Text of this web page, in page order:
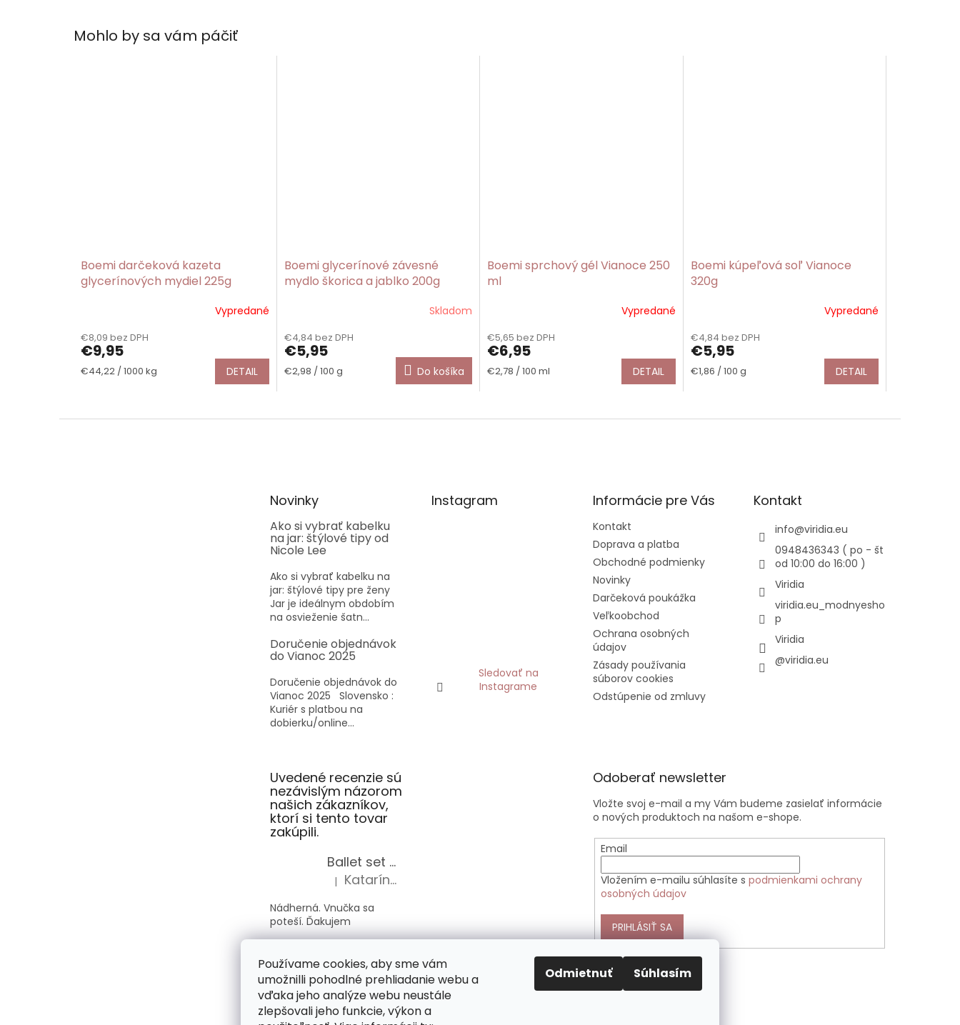
Používame cookies, aby sme vám
umožnilli pohodlné prehliadanie webu a
vďaka jeho analýze webu neustále
zlepšovali jeho funkcie, výkon a
Odmietnuť Súhlasím
Mohlo by sa vám páčiť
Boemi darčeková kazeta
glycerínových mydiel 225g
Vypredané
€8,09 bez DPH
€9,95
Jednotková
€44,22 / 1000 kg DETAIL
Boemi glycerínové závesné
mydlo škorica a jablko 200g
Skladom
€4,84 bez DPH
€5,95
Jednotková
€2,98 / 100 g Do košíka
Boemi sprchový gél Vianoce 250
ml
Vypredané
€5,65 bez DPH
€6,95
Jednotková
€2,78 / 100 ml DETAIL
Boemi kúpeľová soľ Vianoce
320g
Vypredané
€4,84 bez DPH
€5,95
Jednotková
€1,86 / 100 g DETAIL
Novinky
Ako si vybrať kabelku
na jar: štýlové tipy od
Nicole Lee
Ako si vybrať kabelku na
jar: štýlové tipy pre ženy
Jar je ideálnym obdobím
na osvieženie šatn...
Doručenie objednávok
do Vianoc 2025
Doručenie objednávok do
Vianoc 2025 Slovensko :
Kuriér s platbou na
dobierku/online...
Instagram
Sledovať na
Instagrame
Informácie pre Vás
Kontakt
Doprava a platba
Obchodné podmienky
Novinky
Darčeková poukážka
Veľkoobchod
Ochrana osobných
údajov
Zásady používania
súborov cookies
Odstúpenie od zmluvy
Kontakt
info@viridia.eu
0948436343 ( po - št
od 10:00 do 16:00 )
Viridia
viridia.eu_modnyesho
p
Viridia
@viridia.eu
Uvedené recenzie sú
nezávislým názorom
našich zákazníkov,
ktorí si tento tovar
zakúpili.
Ballet set školská taška, nerezová fľaša a plný peračník s motívom baletky pre dievča
Hodnotenie produktu je 5 z 5 hviezdičiek.
| Katarína Sz.
Nádherná. Vnučka sa
poteší. Ďakujem
Hodnotenie produktu je 5 z 5 hviezdičiek.
| Alica Sz.
Kabelky Anekke sú veľmi
krásne a s nimi si vás
Odoberať newsletter
Vložte svoj e-mail a my Vám budeme zasielať informácie
o nových produktoch na našom e-shope.
Email
Vložením e-mailu súhlasíte spodmienkami ochrany
osobných údajov
PRIHLÁSIŤ SA